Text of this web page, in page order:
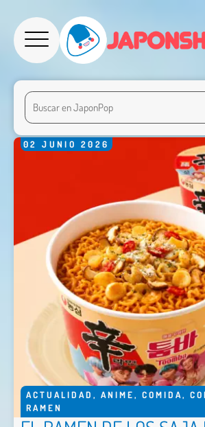
02 JUNIO 2026
ACTUALIDAD , ANIME, COMIDA,
RAMEN